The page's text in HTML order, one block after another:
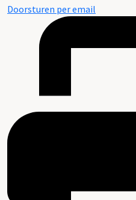
Doorsturen per email